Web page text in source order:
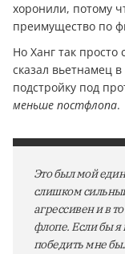
хоронили, потому
преимущество по
Но Ханг так просто
сказал вьетнамец
подстройку под
меньше постфлопа.
Это был мой
слишком
агрессивен и в
флопе. Если бы я
победить мне